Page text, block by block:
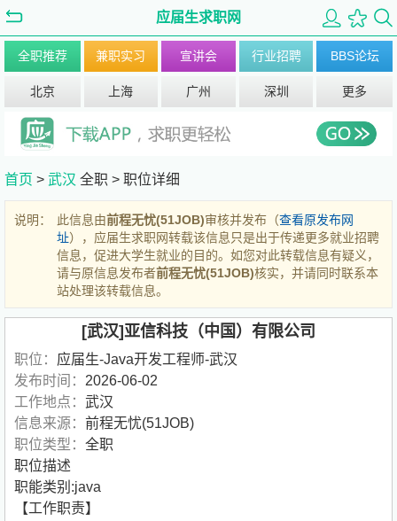
应届生求职网
全职推荐 兼职实习 宣讲会 行业招聘 BBS论坛
北京 上海 广州 深圳 更多
首页 > 武汉 全职 > 职位详细
说明： 此信息由前程无忧(51JOB)审核并发布（查看原发布网
址），应届生求职网转载该信息只是出于传递更多就业招聘
信息，促进大学生就业的目的。如您对此转载信息有疑义，
请与原信息发布者前程无忧(51JOB)核实，并请同时联系本
站处理该转载信息。
[武汉]亚信科技（中国）有限公司
职位： 应届生-Java开发工程师-武汉
发布时间： 2026-06-02
工作地点： 武汉
信息来源： 前程无忧(51JOB)
职位类型： 全职
职位描述
职能类别:java
【工作职责】